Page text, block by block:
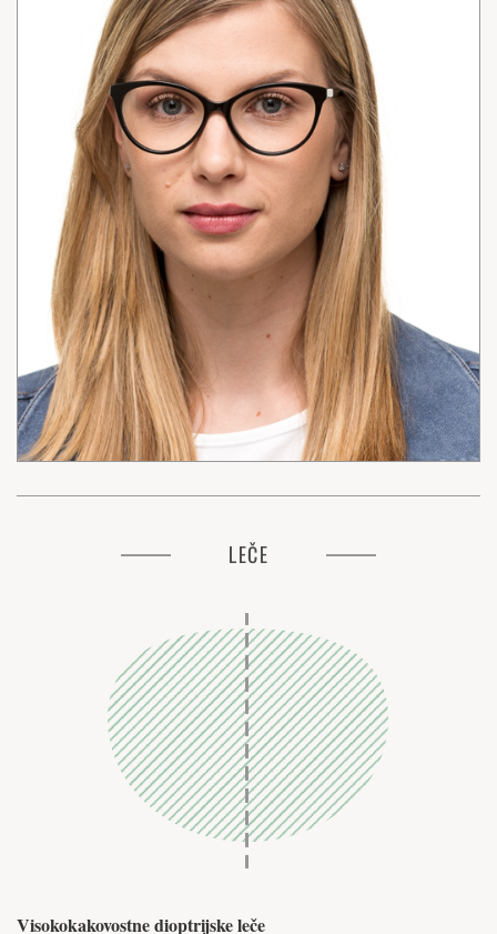
LEČE
Visokokakovostne dioptrijske leče